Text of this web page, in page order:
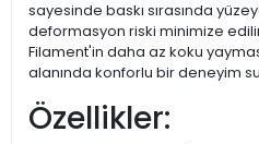
sayesinde baskı sırasında
deformasyon riski minimize
Filament'in daha az koku
alanında konforlu bir deneyim
Özellikler: